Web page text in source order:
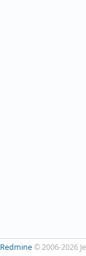
Redmine© 2006-2026